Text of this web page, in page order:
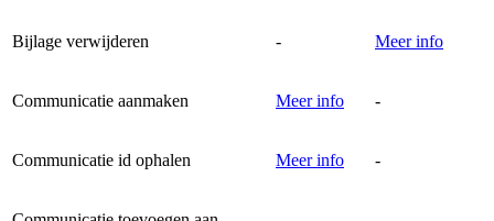
Bijlage verwijderen - Meer info
Communicatie aanmaken Meer info -
Communicatie id ophalen Meer info -